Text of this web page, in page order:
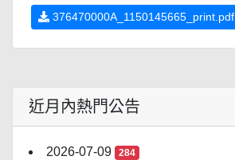
376470000A_1150145665_print.pdf
近月內熱門公告
2026-07-09 284